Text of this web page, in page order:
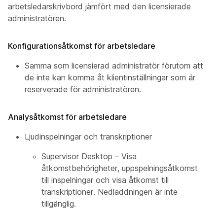
arbetsledarskrivbord jämfört med den licensierade
administratören.
Konfigurationsåtkomst för arbetsledare
Samma som licensierad administratör förutom att
de inte kan komma åt klientinställningar som är
reserverade för administratören.
Analysåtkomst för arbetsledare
Ljudinspelningar och transkriptioner
Supervisor Desktop – Visa
åtkomstbehörigheter, uppspelningsåtkomst
till inspelningar och visa åtkomst till
transkriptioner. Nedladdningen är inte
tillgänglig.